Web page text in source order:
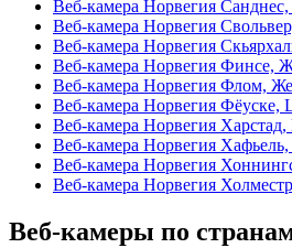
Веб-камера Норвегия Санднес,
Веб-камера Норвегия
Веб-камера Норвегия
Веб-камера Норвегия Финсе,
Веб-камера Норвегия Флом,
Веб-камера Норвегия Фёуске,
Веб-камера Норвегия
Веб-камера Норвегия
Веб-камера Норвегия
Веб-камера Норвегия
Веб-камеры по